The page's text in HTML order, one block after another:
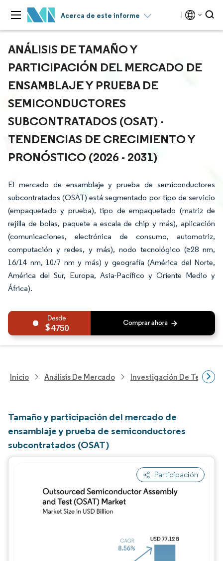
Acerca de este informe
ANÁLISIS DE TAMAÑO Y
PARTICIPACIÓN DEL MERCADO DE
ENSAMBLAJE Y PRUEBA DE
SEMICONDUCTORES
SUBCONTRATADOS (OSAT) -
TENDENCIAS DE CRECIMIENTO Y
PRONÓSTICO (2026 - 2031)
El mercado de ensamblaje y prueba de semiconductores
subcontratados (OSAT) está segmentado por tipo de servicio
(empaquetado y prueba), tipo de empaquetado (matriz de
rejilla de bolas, paquete a escala de chip y más), aplicación
(comunicaciones, electrónica de consumo, automotriz,
computación y redes, y más), nodo tecnológico (≥28 nm,
16/14 nm, 10/7 nm y más) y geografía (América del Norte,
América del Sur, Europa, Asia-Pacífico y Oriente Medio y
África).
4750
Inicio Análisis De Mercado Investigación De
Tamaño y participación del mercado de
ensamblaje y prueba de semiconductores
subcontratados (OSAT)
Participación